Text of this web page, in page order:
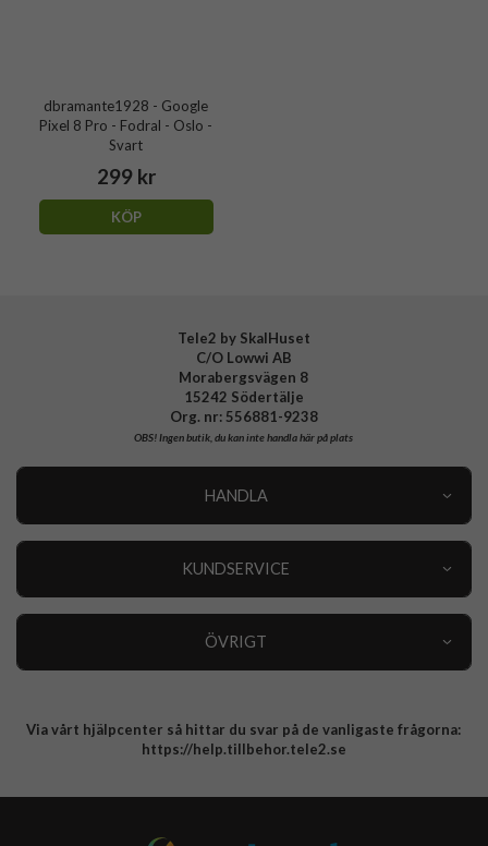
dbramante1928 - Google
Pixel 8 Pro - Fodral - Oslo -
Svart
299 kr
KÖP
Tele2 by SkalHuset
C/O Lowwi AB
Morabergsvägen 8
15242 Södertälje
Org. nr: 556881-9238
OBS!Ingen butik, du kan inte handla här på plats
HANDLA
KUNDSERVICE
ÖVRIGT
Integritetspolicy
Via vårt hjälpcenter så hittar du svar på de vanligaste frågorna:
https://help.tillbehor.tele2.se